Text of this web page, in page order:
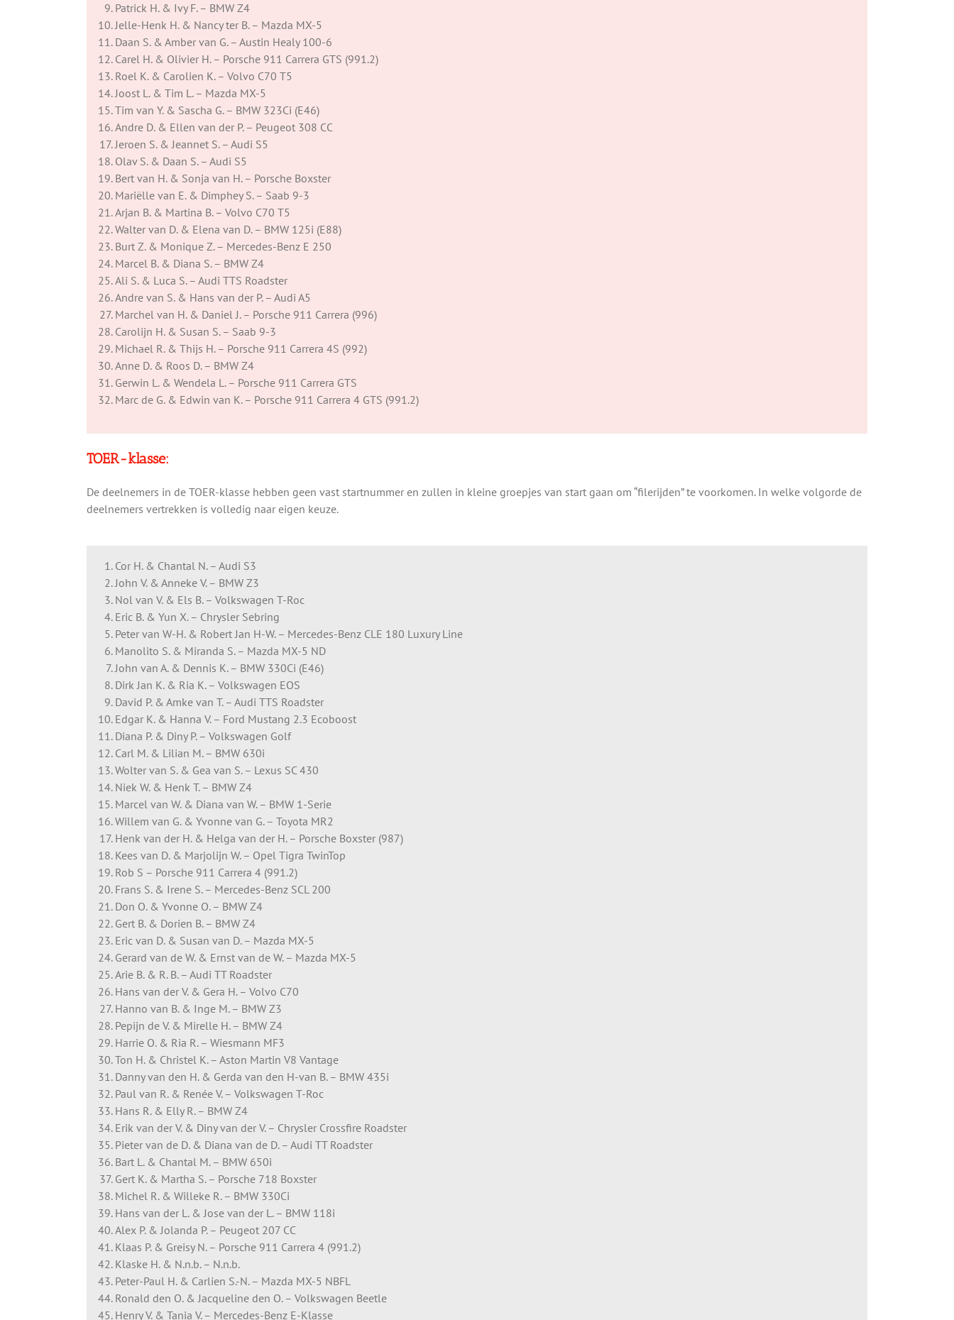
Patrick H. & Ivy F. – BMW Z4
Jelle-Henk H. & Nancy ter B. – Mazda MX-5
Daan S. & Amber van G. – Austin Healy 100-6
Carel H. & Olivier H. – Porsche 911 Carrera GTS (991.2)
Roel K. & Carolien K. – Volvo C70 T5
Joost L. & Tim L. – Mazda MX-5
Tim van Y. & Sascha G. – BMW 323Ci (E46)
Andre D. & Ellen van der P. – Peugeot 308 CC
Jeroen S. & Jeannet S. – Audi S5
Olav S. & Daan S. – Audi S5
Bert van H. & Sonja van H. – Porsche Boxster
Mariëlle van E. & Dimphey S. – Saab 9-3
Arjan B. & Martina B. – Volvo C70 T5
Walter van D. & Elena van D. – BMW 125i (E88)
Burt Z. & Monique Z. – Mercedes-Benz E 250
Marcel B. & Diana S. – BMW Z4
Ali S. & Luca S. – Audi TTS Roadster
Andre van S. & Hans van der P. – Audi A5
Marchel van H. & Daniel J. – Porsche 911 Carrera (996)
Carolijn H. & Susan S. – Saab 9-3
Michael R. & Thijs H. – Porsche 911 Carrera 4S (992)
Anne D. & Roos D. – BMW Z4
Gerwin L. & Wendela L. – Porsche 911 Carrera GTS
Marc de G. & Edwin van K. – Porsche 911 Carrera 4 GTS (991.2)
TOER-klasse:
De deelnemers in de TOER-klasse hebben geen vast startnummer en zullen in kleine groepjes van start gaan om “filerijden” te voorkomen. In welke volgorde de
deelnemers vertrekken is volledig naar eigen keuze.
Cor H. & Chantal N. – Audi S3
John V. & Anneke V. – BMW Z3
Nol van V. & Els B. – Volkswagen T-Roc
Eric B. & Yun X. – Chrysler Sebring
Peter van W-H. & Robert Jan H-W. – Mercedes-Benz CLE 180 Luxury Line
Manolito S. & Miranda S. – Mazda MX-5 ND
John van A. & Dennis K. – BMW 330Ci (E46)
Dirk Jan K. & Ria K. – Volkswagen EOS
David P. & Amke van T. – Audi TTS Roadster
Edgar K. & Hanna V. – Ford Mustang 2.3 Ecoboost
Diana P. & Diny P. – Volkswagen Golf
Carl M. & Lilian M. – BMW 630i
Wolter van S. & Gea van S. – Lexus SC 430
Niek W. & Henk T. – BMW Z4
Marcel van W. & Diana van W. – BMW 1-Serie
Willem van G. & Yvonne van G. – Toyota MR2
Henk van der H. & Helga van der H. – Porsche Boxster (987)
Kees van D. & Marjolijn W. – Opel Tigra TwinTop
Rob S – Porsche 911 Carrera 4 (991.2)
Frans S. & Irene S. – Mercedes-Benz SCL 200
Don O. & Yvonne O. – BMW Z4
Gert B. & Dorien B. – BMW Z4
Eric van D. & Susan van D. – Mazda MX-5
Gerard van de W. & Ernst van de W. – Mazda MX-5
Arie B. & R. B. – Audi TT Roadster
Hans van der V. & Gera H. – Volvo C70
Hanno van B. & Inge M. – BMW Z3
Pepijn de V. & Mirelle H. – BMW Z4
Harrie O. & Ria R. – Wiesmann MF3
Ton H. & Christel K. – Aston Martin V8 Vantage
Danny van den H. & Gerda van den H-van B. – BMW 435i
Paul van R. & Renée V. – Volkswagen T-Roc
Hans R. & Elly R. – BMW Z4
Erik van der V. & Diny van der V. – Chrysler Crossfire Roadster
Pieter van de D. & Diana van de D. – Audi TT Roadster
Bart L. & Chantal M. – BMW 650i
Gert K. & Martha S. – Porsche 718 Boxster
Michel R. & Willeke R. – BMW 330Ci
Hans van der L. & Jose van der L. – BMW 118i
Alex P. & Jolanda P. – Peugeot 207 CC
Klaas P. & Greisy N. – Porsche 911 Carrera 4 (991.2)
Klaske H. & N.n.b. – N.n.b.
Peter-Paul H. & Carlien S.-N. – Mazda MX-5 NBFL
Ronald den O. & Jacqueline den O. – Volkswagen Beetle
Henry V. & Tania V. – Mercedes-Benz E-Klasse